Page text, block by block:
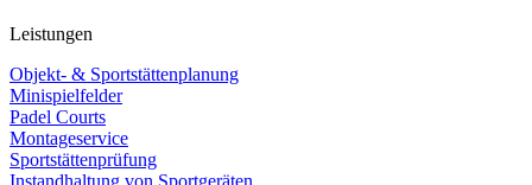
Leistungen
Objekt- & Sportstättenplanung
Minispielfelder
Padel Courts
Montageservice
Sportstättenprüfung
Instandhaltung von Sportgeräten